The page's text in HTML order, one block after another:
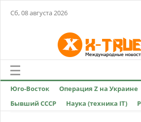
Сб, 08 августа 2026
Юго-Восток Операция Z на Украине
Бывший СССР
Наука (техника IT)